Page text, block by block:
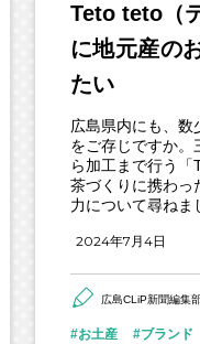
Teto teto（
に地元産の
たい
広島県内にも、数
をご存じですか。
ら加工まで行う「
茶づくりに携わっ
力について尋ねま
2024年7月4日
広島CLiP新聞編集
お土産 ブランド